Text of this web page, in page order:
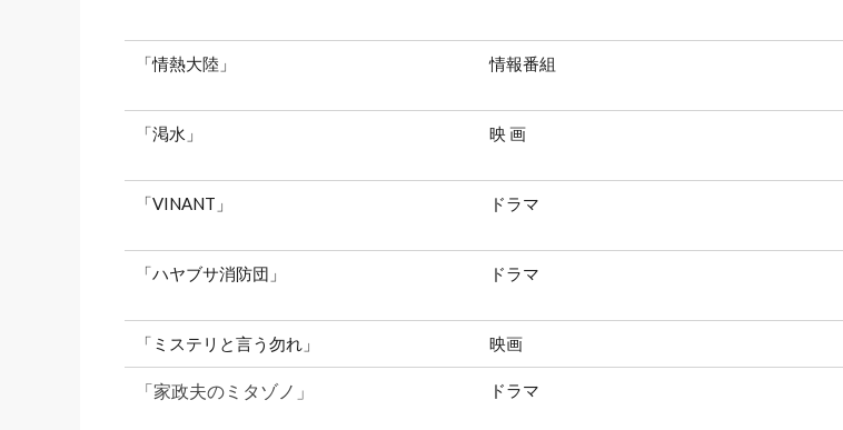
「情熱大陸」
情報番組
「渇水」 映 画
「VINANT」 ドラマ
「ハヤブサ消防団」 ドラマ
「ミステリと言う勿れ」 映画
「家政夫のミタゾノ」 ドラマ